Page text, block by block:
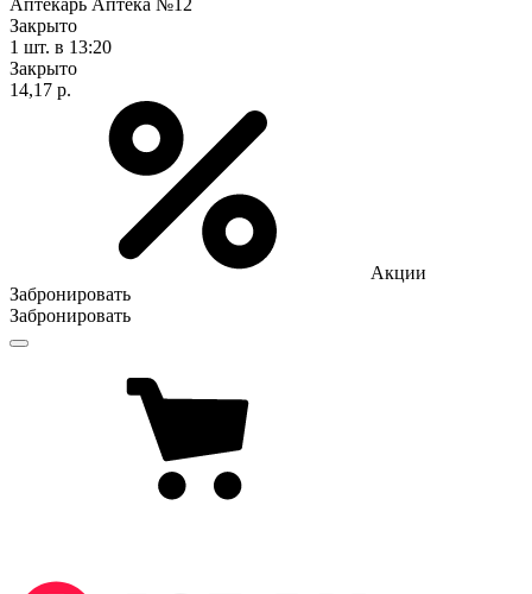
Закрыто
1 шт. в 13:20
Закрыто
14,17 р.
Акции
Забронировать
Забронировать